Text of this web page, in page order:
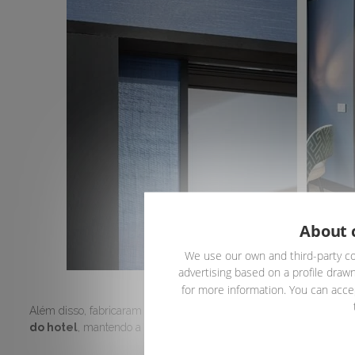
Além disso, fabricaram
portas corrediças de linho natural
do hotel, mantendo a estética do mesmo.
About
We use our own and third-party
advertising based on a profile
for more information. You can